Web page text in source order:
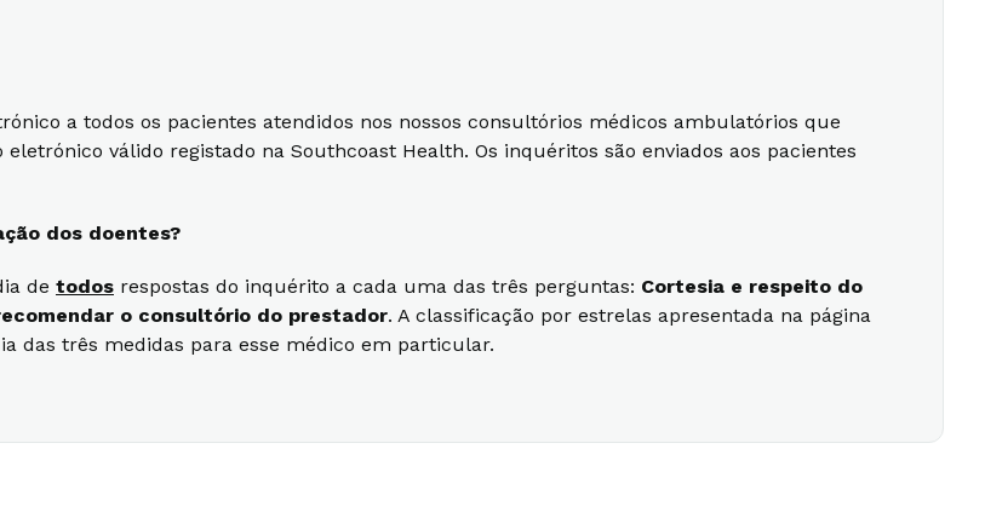
a todos os pacientes atendidos nos nossos consultórios médicos ambulatórios que
válido registado na Southcoast Health. Os inquéritos são enviados aos pacientes
dos doentes?
de todos respostas do inquérito a cada uma das três perguntas: Cortesia e respeito do
o consultório do prestador. A classificação por estrelas apresentada na página
das três medidas para esse médico em particular.